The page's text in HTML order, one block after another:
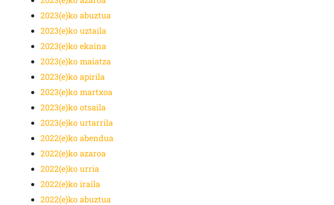
2023(e)ko abuztua
2023(e)ko uztaila
2023(e)ko ekaina
2023(e)ko maiatza
2023(e)ko apirila
2023(e)ko martxoa
2023(e)ko otsaila
2023(e)ko urtarrila
2022(e)ko abendua
2022(e)ko azaroa
2022(e)ko urria
2022(e)ko iraila
2022(e)ko abuztua